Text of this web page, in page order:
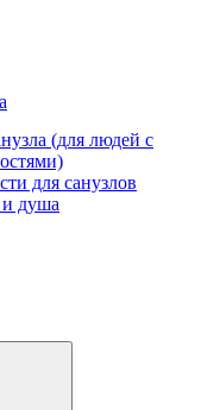
(для людей с
для санузлов
душа